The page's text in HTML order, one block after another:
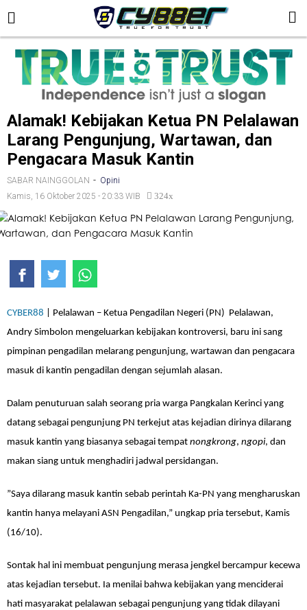
Alamak! Kebijakan Ketua PN Pelalawan
Larang Pengunjung, Wartawan, dan
Pengacara Masuk Kantin
SABAR NAINGGOLAN - Opini
Kamis, 16 Oktober 2025 - 20:33 WIB
324x
CYBER88 | Pelalawan – Ketua Pengadilan Negeri (PN) Pelalawan,
Andry Simbolon mengeluarkan kebijakan kontroversi, baru ini sang
pimpinan pengadilan melarang pengunjung, wartawan dan pengacara
masuk di kantin pengadilan dengan sejumlah alasan.
Dalam penuturuan salah seorang pria warga Pangkalan Kerinci yang
datang sebagai pengunjung PN terkejut atas kejadian dirinya dilarang
masuk kantin yang biasanya sebagai tempat nongkrong, ngopi, dan
makan siang untuk menghadiri jadwal persidangan.
”Saya dilarang masuk kantin sebab perintah Ka-PN yang mengharuskan
kantin hanya melayani ASN Pengadilan,” ungkap pria tersebut, Kamis
(16/10).
Sontak hal ini membuat pengunjung merasa jengkel bercampur kecewa
atas kejadian tersebut. Ia menilai bahwa kebijakan yang menciderai
hati masyarakat pelalawan sebagai pengunjung yang tidak dilayani